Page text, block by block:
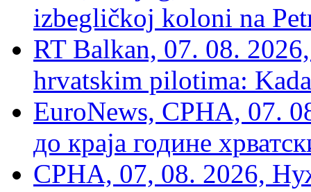
izbegličkoj koloni na
RT Balkan, 07. 08.
hrvatskim pilotima:
EuroNews, СРНА, 07.
до краја године
СРНА, 07, 08. 2026,